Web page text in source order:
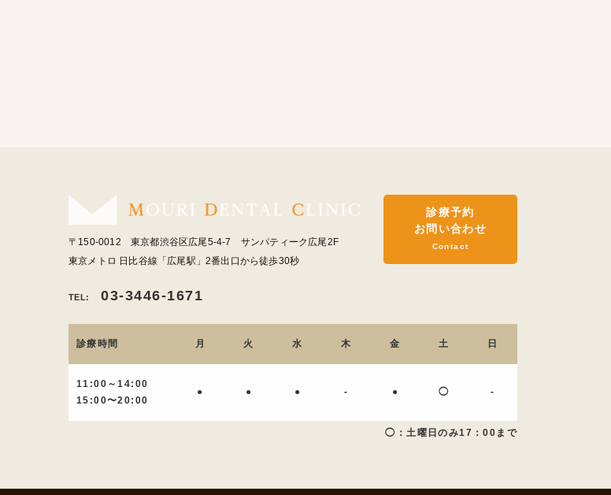
〒150-0012 東京都渋谷区広尾5-4-7 サンパティーク広尾2F
東京メトロ 日比谷線「広尾駅」2番出口から徒歩30秒
診療予約
お問い合わせ
Contact
TEL: 03-3446-1671
診療時間 月 火 水 木 金 土 日
11:00～14:00
15:00〜20:00
● ● ● - ● ◯ -
◯：土曜日のみ17：00まで